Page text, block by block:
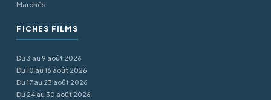
Marchés
FICHES FILMS
Du 3 au 9 août 2026
Du 10 au 16 août 2026
Du 17 au 23 août 2026
Du 24 au 30 août 2026